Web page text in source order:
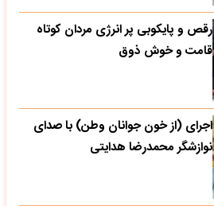
رقص و پایکوبی پر انرژی مردان کوتاه
قامت و خوش ذوق
اجرای (از خون جوانان وطن) با صدای
نوازشگر محمدرضا هدایتی